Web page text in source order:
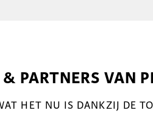
PARTNERS VAN
HET NU IS DANKZIJ DE